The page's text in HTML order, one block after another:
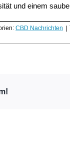
und einem
CBD Nachrichten |